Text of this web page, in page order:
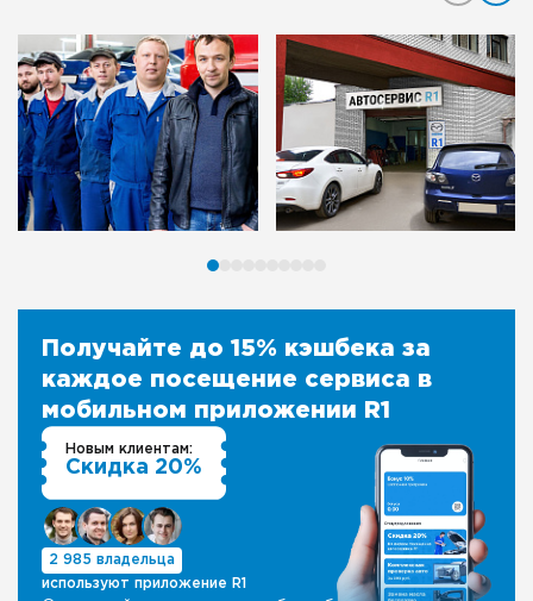
Получайте до 15% кэшбека за
каждое посещение сервиса в
мобильном приложении R1
Новым клиентам:
Скидка 20%
2 985 владельца
используют приложение R1